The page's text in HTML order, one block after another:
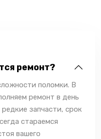
ремонт?
поломки. В
ремонт в день
запчасти, срок
стараемся
вашего